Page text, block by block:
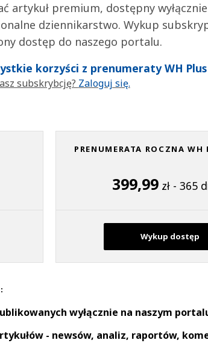
artykuł premium, dostępny
dziennikarstwo. Wykup
dostęp do naszego portalu.
korzyści z prenumeraty WH Plus
subskrybcję? Zaloguj się.
PRENUMERATA ROCZNA WH
399,99 zł - 365
Wykup dostęp
wyłącznie na naszym
- newsów, analiz, raportów,